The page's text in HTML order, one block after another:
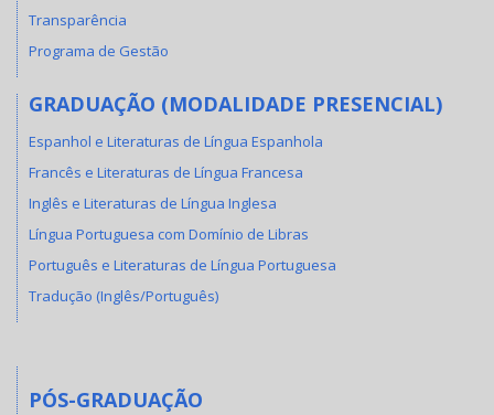
Transparência
Programa de Gestão
GRADUAÇÃO (MODALIDADE PRESENCIAL)
Espanhol e Literaturas de Língua Espanhola
Francês e Literaturas de Língua Francesa
Inglês e Literaturas de Língua Inglesa
Língua Portuguesa com Domínio de Libras
Português e Literaturas de Língua Portuguesa
Tradução (Inglês/Português)
PÓS-GRADUAÇÃO